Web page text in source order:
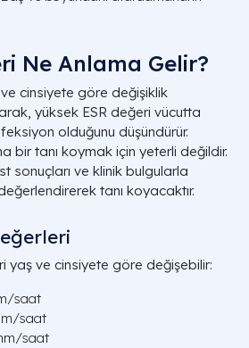
Ne Anlama Gelir?
cinsiyete göre değişiklik
yüksek ESR değeri vücutta
olduğunu düşündürür.
bir tanı koymak için yeterli değildir.
sonuçları ve klinik bulgularla
tanı koyacaktır.
yaş ve cinsiyete göre değişebilir:
saat
saat
saat